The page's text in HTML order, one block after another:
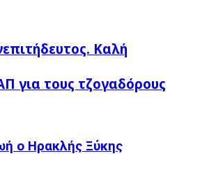
Καλή
για τους τζογαδόρους
o Ηρακλής Ξύκης